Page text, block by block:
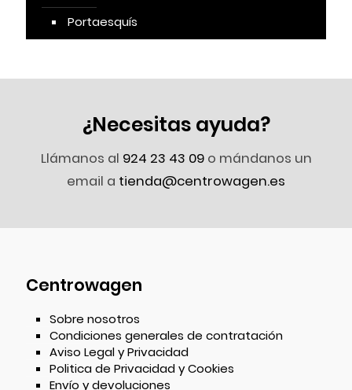
Portaesquís
¿Necesitas ayuda?
Llámanos al 924 23 43 09o mándanos un
email a tienda@centrowagen.es
Centrowagen
Sobre nosotros
Condiciones generales de contratación
Aviso Legal y Privacidad
Politica de Privacidad y Cookies
Envío y devoluciones